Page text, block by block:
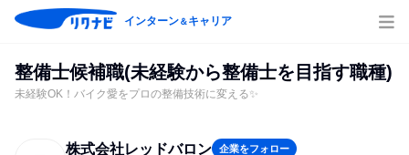
インターン＆キャリア
整備士候補職(未経験から整備士を目指す職種)
未経験OK！バイク愛をプロの整備技術に変える✨
株式会社レッドバロン 企業をフォロー